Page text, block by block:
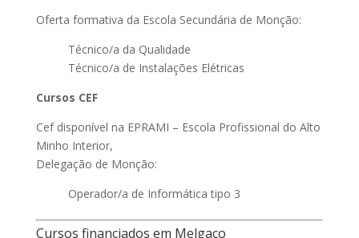
Oferta formativa da Escola Secundária de Monção:
Técnico/a da Qualidade
Técnico/a de Instalações Elétricas
Cursos CEF
Cef disponível na EPRAMI – Escola Profissional do Alto
Minho Interior,
Delegação de Monção:
Operador/a de Informática tipo 3
Cursos financiados em Melgaço